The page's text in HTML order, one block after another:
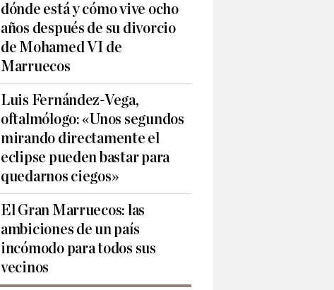
dónde está y cómo vive ocho
años después de su divorcio
de Mohamed VI de
Marruecos
Luis Fernández-Vega,
oftalmólogo: «Unos segundos
mirando directamente el
eclipse pueden bastar para
quedarnos ciegos»
El Gran Marruecos: las
ambiciones de un país
incómodo para todos sus
vecinos